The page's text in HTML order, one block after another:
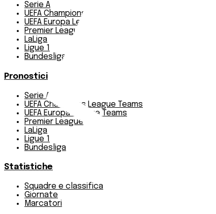
Serie A
UEFA Champions League Teams
UEFA Europa League Teams
Premier League
LaLiga
Ligue 1
Bundesliga
Pronostici
Serie A
UEFA Champions League Teams
UEFA Europa League Teams
Premier League
LaLiga
Ligue 1
Bundesliga
Statistiche
Squadre e classifica
Giornate
Marcatori